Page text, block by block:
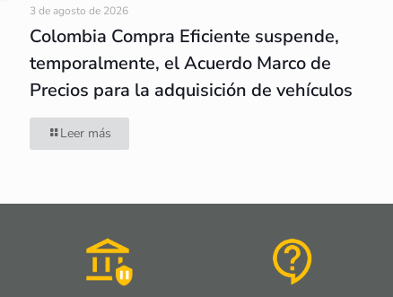
3 de agosto de 2026
Colombia Compra Eficiente suspende,
temporalmente, el Acuerdo Marco de
Precios para la adquisición de vehículos
Leer más